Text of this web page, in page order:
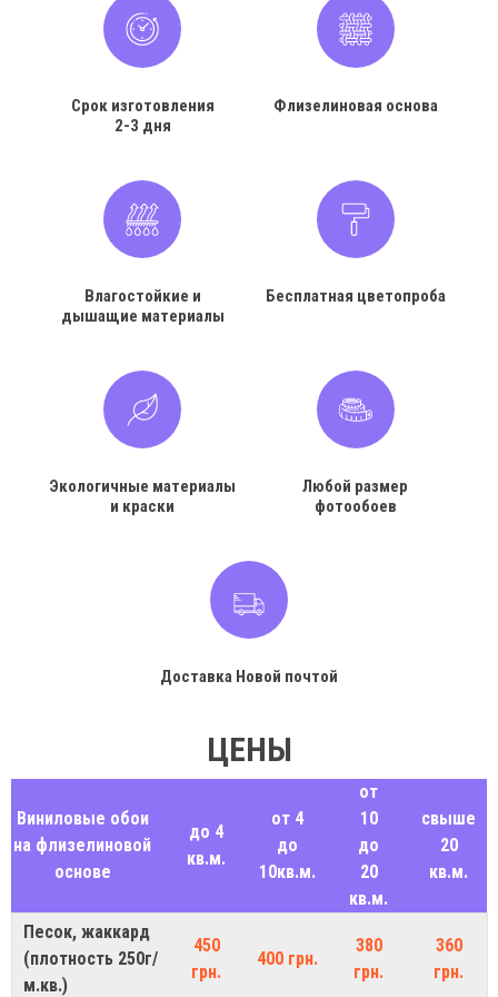
Срок изготовления
2-3 дня
Флизелиновая основа
Влагостойкие и
дышащие материалы
Бесплатная цветопроба
Экологичные материалы
и краски
Любой размер
фотообоев
Доставка Новой почтой
ЦЕНЫ
Виниловые обои
на флизелиновой
основе
до 4
кв.м.
от 4
до
10кв.м.
от
10
до
20
кв.м.
свыше
20
кв.м.
Песок, жаккард
(плотность 250г/
м.кв.)
450
грн.
400 грн.
380
грн.
360
грн.